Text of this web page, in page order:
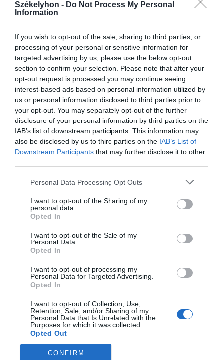
Székelyhon - Do Not Process My Personal
Information
If you wish to opt-out of the sale, sharing to third parties, or
processing of your personal or sensitive information for
targeted advertising by us, please use the below opt-out
section to confirm your selection. Please note that after your
opt-out request is processed you may continue seeing
interest-based ads based on personal information utilized by
us or personal information disclosed to third parties prior to
your opt-out. You may separately opt-out of the further
disclosure of your personal information by third parties on the
IAB’s list of downstream participants. This information may
also be disclosed by us to third parties on the IAB’s List of
Downstream Participants that may further disclose it to other
Personal Data Processing Opt Outs
I want to opt-out of the Sharing of my
personal data.
Opted In
I want to opt-out of the Sale of my
Personal Data.
Opted In
I want to opt-out of processing my
Personal Data for Targeted Advertising.
Opted In
I want to opt-out of Collection, Use,
Retention, Sale, and/or Sharing of my
Personal Data that Is Unrelated with the
Purposes for which it was collected.
Opted Out
CONFIRM
2026. augusztus 06., csütörtök
Lakossági fórum az Állomás
negyedben: panaszok és igények a
tó körül
2026. augusztus 06., csütörtök
Nyírfásban bukkantak rá egy
kannabiszültetvényre
Háromszéken